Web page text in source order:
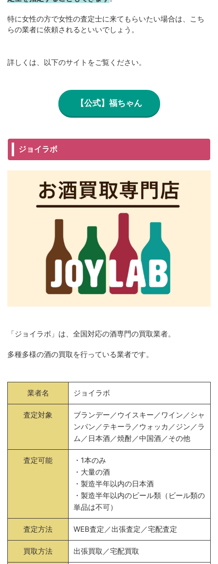
特に女性の方で女性の査定士に来てもらいたい場合は、こち
らの業者に依頼されるといいでしょう。
詳しくは、以下のサイトをご覧ください。
【公式】福ちゃん
ジョイラボ
「ジョイラボ」は、全国対応の酒専門の買取業者。
多種多様の酒の買取を行っている業者です。
業者名 ジョイラボ
査定対象
ブランデー／ウイスキー／ワイン／シャ
ンパン／テキーラ／ウォッカ／ジン／ラ
ム／日本酒／焼酎／中国酒／その他
査定可能
・1本のみ
・大量の酒
・製造半年以内の日本酒
・製造半年以内のビール類（ビール類の
単品は不可）
査定方法 WEB査定／出張査定／宅配査定
買取方法 出張買取／宅配買取